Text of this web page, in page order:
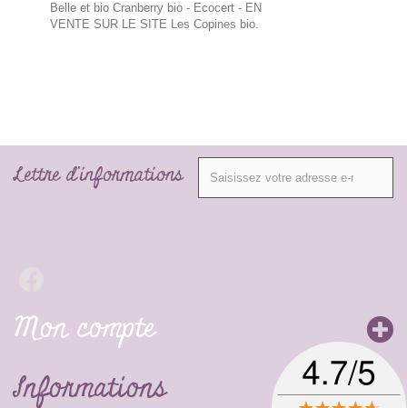
Belle et bio Cranberry bio - Ecocert - EN
VENTE SUR LE SITE Les Copines bio.
Lettre d'informations
Mon compte
Informations